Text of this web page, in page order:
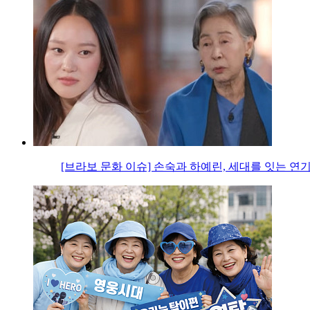
[브라보 문화 이슈] 손숙과 하예린, 세대를 잇는 연